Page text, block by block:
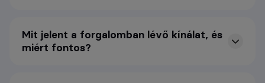
Mit jelent a forgalomban lévő kínálat, és
miért fontos?